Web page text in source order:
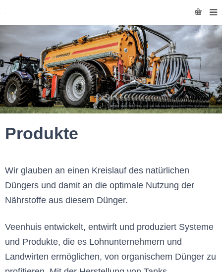
Produkte
Wir glauben an einen Kreislauf des natürlichen
Düngers und damit an die optimale Nutzung der
Nährstoffe aus diesem Dünger.
Veenhuis entwickelt, entwirft und produziert Systeme
und Produkte, die es Lohnunternehmern und
Landwirten ermöglichen, von organischem Dünger zu